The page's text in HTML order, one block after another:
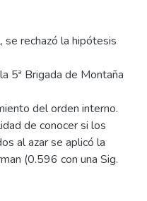
se rechazó la hipótesis
5ª Brigada de Montaña
del orden interno.
de conocer si los
al azar se aplicó la
(0.596 con una Sig.